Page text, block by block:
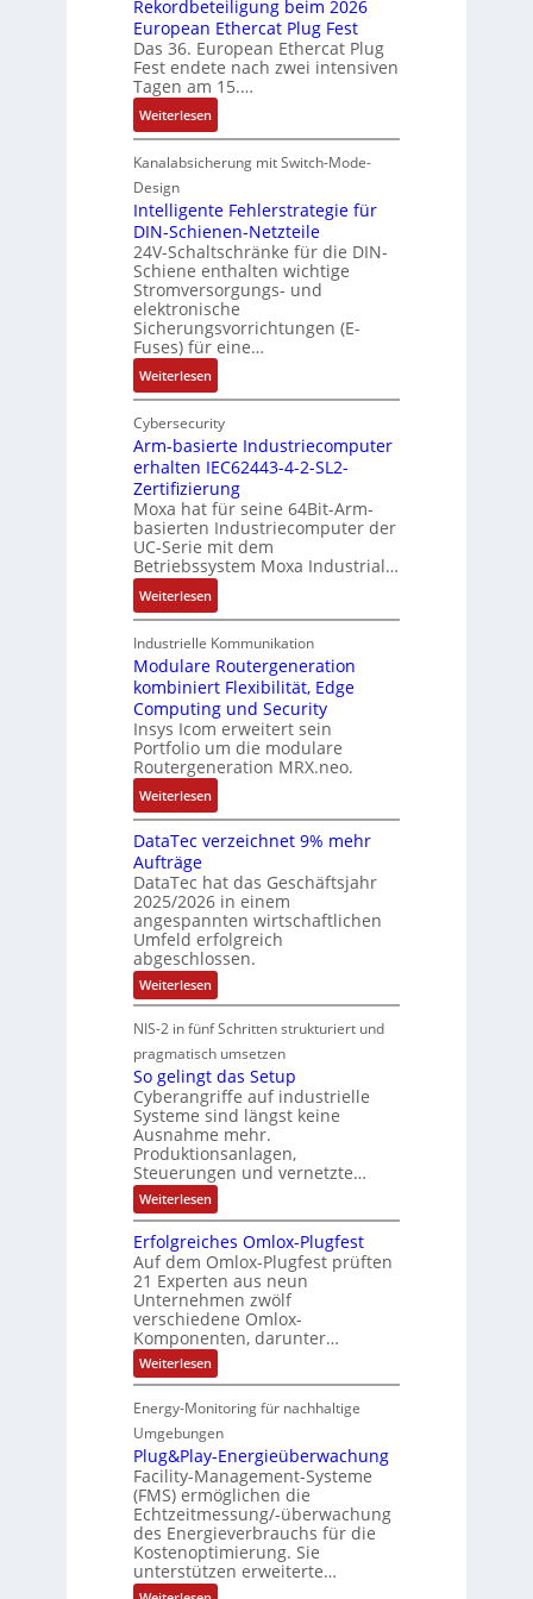
s
c
h
e
G
e
s
e
d
e
h
n
u
n
g
e
n
r
e
d
u
z
i
e
r
n
A
u
f
w
a
n
d
,
o
s
t
e
n
u
n
d
S
t
ö
r
a
n
f
ä
l
l
i
k
e
i
t
a
e
n
s
o
u
v
r
ä
n
i
t
ä
t
b
e
i
n
n
t
a
n
d
e
r
M
a
s
c
h
i
n
e
Rekordbeteiligung beim 2026
European Ethercat Plug Fest
Das 36. European Ethercat Plug
Fest endete nach zwei intensiven
Tagen am 15.…
Weiterlesen:
R
e
o
r
d
b
e
t
e
i
l
g
u
n
g
b
e
i
2
0
2
6
E
u
r
o
p
e
a
E
t
h
e
r
c
P
l
u
g
F
e
s
t
Kanalabsicherung mit Switch-Mode-
Design
Intelligente Fehlerstrategie für
DIN-Schienen-Netzteile
24V-Schaltschränke für die DIN-
Schiene enthalten wichtige
Stromversorgungs- und
elektronische
Sicherungsvorrichtungen (E-
Fuses) für eine…
Weiterlesen:
I
n
t
e
l
l
g
e
n
t
e
F
e
h
l
e
r
s
t
r
t
e
g
i
e
f
ü
r
D
I
N
-
S
c
h
i
e
n
e
n
-
N
e
t
z
t
e
i
l
e
Cybersecurity
Arm-basierte Industriecomputer
erhalten IEC62443-4-2-SL2-
Zertifizierung
Moxa hat für seine 64Bit-Arm-
basierten Industriecomputer der
UC-Serie mit dem
Betriebssystem Moxa Industrial…
Weiterlesen:
A
r
m
-
b
a
s
i
e
r
t
I
n
d
u
t
r
i
c
o
m
p
u
t
e
r
e
r
h
a
l
t
e
n
I
E
C
6
2
4
4
Industrielle Kommunikation
Modulare Routergeneration
kombiniert Flexibilität, Edge
Computing und Security
Insys Icom erweitert sein
Portfolio um die modulare
Routergeneration MRX.neo.
Weiterlesen:
M
o
u
l
a
r
e
R
o
e
r
g
e
n
e
r
a
t
i
o
n
k
o
m
b
i
n
i
e
r
t
F
DataTec verzeichnet 9% mehr
Aufträge
DataTec hat das Geschäftsjahr
2025/2026 in einem
angespannten wirtschaftlichen
Umfeld erfolgreich
abgeschlossen.
Weiterlesen:
D
t
a
e
c
v
e
r
z
e
i
c
h
n
e
t
9
%
m
e
h
r
A
u
f
t
ä
g
e
NIS-2 in fünf Schritten strukturiert und
pragmatisch umsetzen
So gelingt das Setup
Cyberangriffe auf industrielle
Systeme sind längst keine
Ausnahme mehr.
Produktionsanlagen,
Steuerungen und vernetzte…
Weiterlesen:
S
o
g
e
l
i
n
g
t
d
a
S
e
u
p
Erfolgreiches Omlox-Plugfest
Auf dem Omlox-Plugfest prüften
21 Experten aus neun
Unternehmen zwölf
verschiedene Omlox-
Komponenten, darunter…
Weiterlesen:
E
f
o
g
r
e
i
c
h
e
s
O
Energy-Monitoring für nachhaltige
Umgebungen
Plug&Play-Energieüberwachung
Facility-Management-Systeme
(FMS) ermöglichen die
Echtzeitmessung/-überwachung
des Energieverbrauchs für die
Kostenoptimierung. Sie
unterstützen erweiterte…